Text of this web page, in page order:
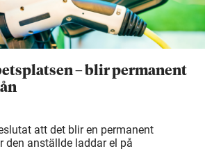
– blir permanent
att det blir en permanent
den anställde laddar el på